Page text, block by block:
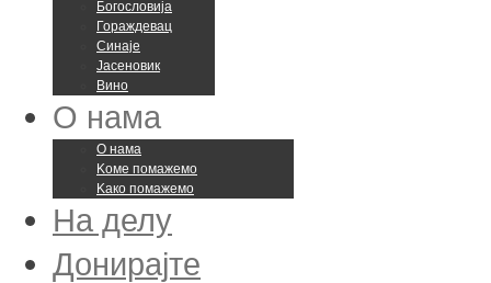
Богословија
Гораждевац
Синаје
Јасеновик
Вино
О нама
О нама
Kоме помажемо
Kако помажемо
На делу
Донирајте